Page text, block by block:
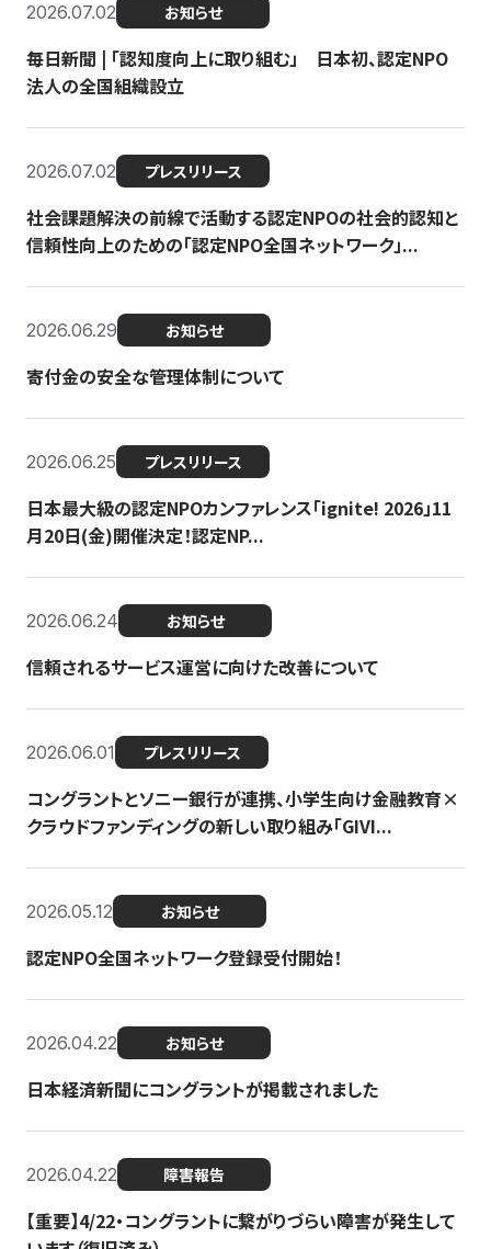
2026.07.02 お知らせ
毎日新聞 | 「認知度向上に取り組む」 日本初、認定NPO
法人の全国組織設立
2026.07.02 プレスリリース
社会課題解決の前線で活動する認定NPOの社会的認知と
信頼性向上のための「認定NPO全国ネットワーク」...
2026.06.29 お知らせ
寄付金の安全な管理体制について
2026.06.25 プレスリリース
日本最大級の認定NPOカンファレンス「ignite! 2026」11
月20日(金)開催決定！認定NP...
2026.06.24 お知らせ
信頼されるサービス運営に向けた改善について
2026.06.01 プレスリリース
コングラントとソニー銀行が連携、小学生向け金融教育×
クラウドファンディングの新しい取り組み「GIVI...
2026.05.12 お知らせ
認定NPO全国ネットワーク登録受付開始！
2026.04.22 お知らせ
日本経済新聞にコングラントが掲載されました
2026.04.22 障害報告
【重要】4/22・コングラントに繋がりづらい障害が発生して